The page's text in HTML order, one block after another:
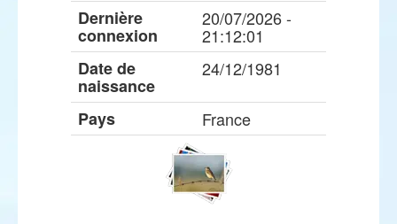
Dernière
connexion
20/07/2026 -
21:12:01
Date de
naissance
24/12/1981
Pays France